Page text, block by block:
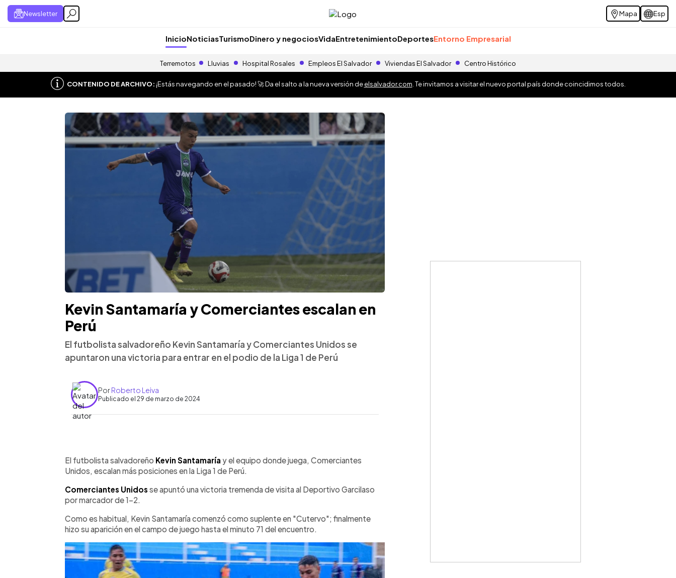
Newsletter Mapa Esp
InicioNoticiasTurismoDinero y negociosVidaEntretenimientoDeportesEntorno Empresarial
Terremotos Lluvias Hospital Rosales Empleos El Salvador Viviendas El Salvador Centro Histórico
CONTENIDO DE ARCHIVO:¡Estás navegando en el pasado! 🚀 Da el salto a la nueva versión deelsalvador.com . Te invitamos a visitar el nuevo portal país donde coincidimos todos.
Kevin Santamaría y Comerciantes escalan en
Perú
El futbolista salvadoreño Kevin Santamaría y Comerciantes Unidos se
apuntaron una victoria para entrar en el podio de la Liga 1 de Perú
PorRoberto Leiva
Publicado el 29 de marzo de 2024
► Escuchar artículo
El futbolista salvadoreño Kevin Santamaría y el equipo donde juega, Comerciantes
Unidos, escalan más posiciones en la Liga 1 de Perú.
Comerciantes Unidos se apuntó una victoria tremenda de visita al Deportivo Garcilaso
por marcador de 1-2.
Como es habitual, Kevin Santamaría comenzó como suplente en "Cutervo"; finalmente
hizo su aparición en el campo de juego hasta el minuto 71 del encuentro.